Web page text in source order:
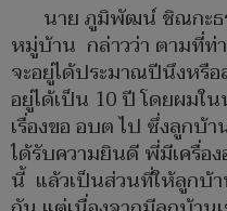
นาย ภูมิพัฒน์ ชิณกะธ
หมู่บ้าน กล่าวว่า ตามที่ท่
จะอยู่ได้ประมาณปีนึงหรื
อยู่ได้เป็น 10 ปี โดยผมใ
เรื่องขอ อบต ไป ซึ่งลูกบ้
ได้รับความยินดี พี่มีเครื่อ
นี้ แล้วเป็นส่วนที่ให้ลูกบ้